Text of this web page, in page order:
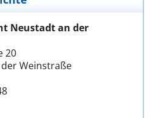
Neustadt an der
20
Weinstraße